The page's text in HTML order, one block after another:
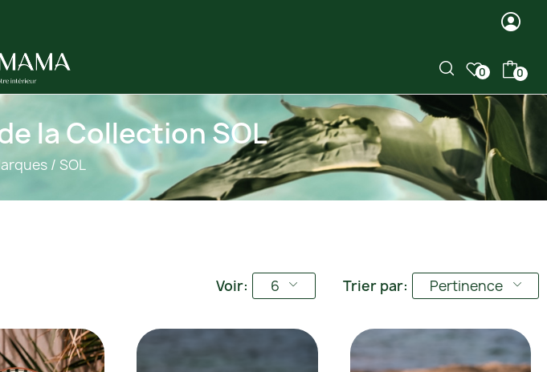
0 0
la Collection SOL
SOL
Voir: 6 Trier par: Pertinence